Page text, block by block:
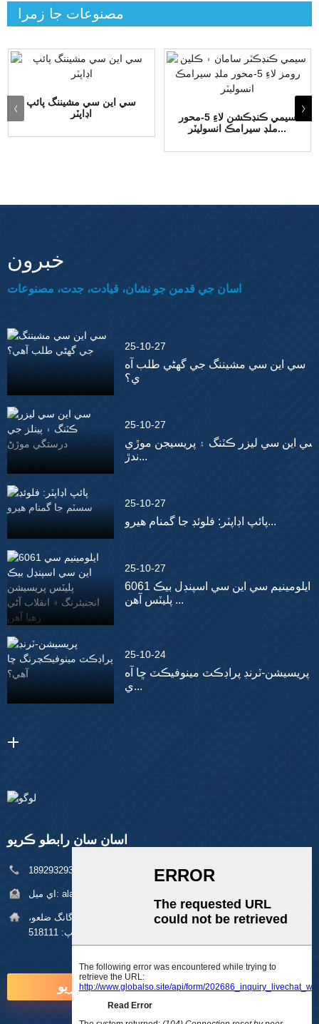
مصنوعات جا زمرا
سي اين سي مشيننگ پائپ
اڊاپٽر
سيمي ڪنڊڪشن لاءِ 5-محور
ملڊ سيرامڪ انسوليٽر...
خبرون
اسان جي قدمن جو نشان، قيادت، جدت، مصنوعات
25-10-27
سي اين سي مشيننگ جي گهڻي طلب آه
ي؟
25-10-27
سي اين سي ليزر ڪٽنگ ۽ پريسيجن موڙي
ندڙ...
25-10-27
پائپ اڊاپٽر: فلوئڊ جا گمنام هيرو...
25-10-27
6061 ايلومينيم سي اين سي اسپنڊل بيڪ
پليٽس آهن ...
25-10-24
پريسيشن-ٽرنڊ پراڊڪٽ مينوفيڪٽ ڇا آه
ي...
اسان سان رابطو ڪريو
اي ميل: alan@pftworld.com
پتي:
بلڊنگ 49، فومين انڊسٽريل پارڪ، پنگھو ڳوٺ، لانگ گانگ ضلعو،
شينزين زپ: 518111
هاڻي پڇا ڳاڇا ڪريو